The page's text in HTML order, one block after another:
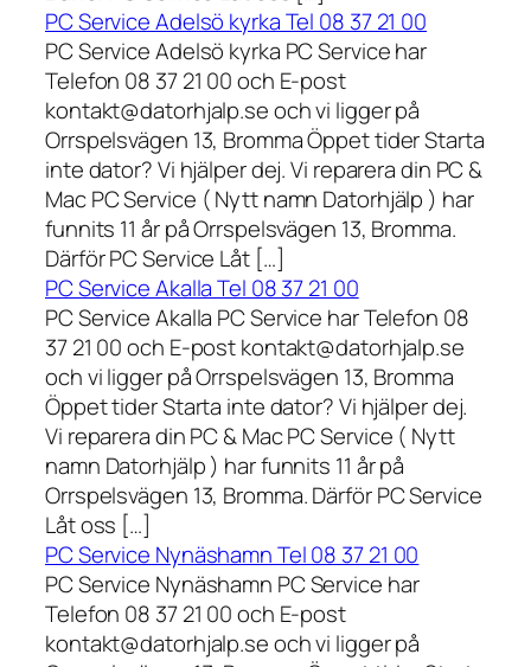
PC Service Adelsö kyrka Tel 08 37 21 00
PC Service Adelsö kyrka PC Service har
Telefon 08 37 21 00 och E-post
kontakt@datorhjalp.se och vi ligger på
Orrspelsvägen 13, Bromma Öppet tider Starta
inte dator? Vi hjälper dej. Vi reparera din PC &
Mac PC Service ( Nytt namn Datorhjälp ) har
funnits 11 år på Orrspelsvägen 13, Bromma.
Därför PC Service Låt […]
PC Service Akalla Tel 08 37 21 00
PC Service Akalla PC Service har Telefon 08
37 21 00 och E-post kontakt@datorhjalp.se
och vi ligger på Orrspelsvägen 13, Bromma
Öppet tider Starta inte dator? Vi hjälper dej.
Vi reparera din PC & Mac PC Service ( Nytt
namn Datorhjälp ) har funnits 11 år på
Orrspelsvägen 13, Bromma. Därför PC Service
Låt oss […]
PC Service Nynäshamn Tel 08 37 21 00
PC Service Nynäshamn PC Service har
Telefon 08 37 21 00 och E-post
kontakt@datorhjalp.se och vi ligger på